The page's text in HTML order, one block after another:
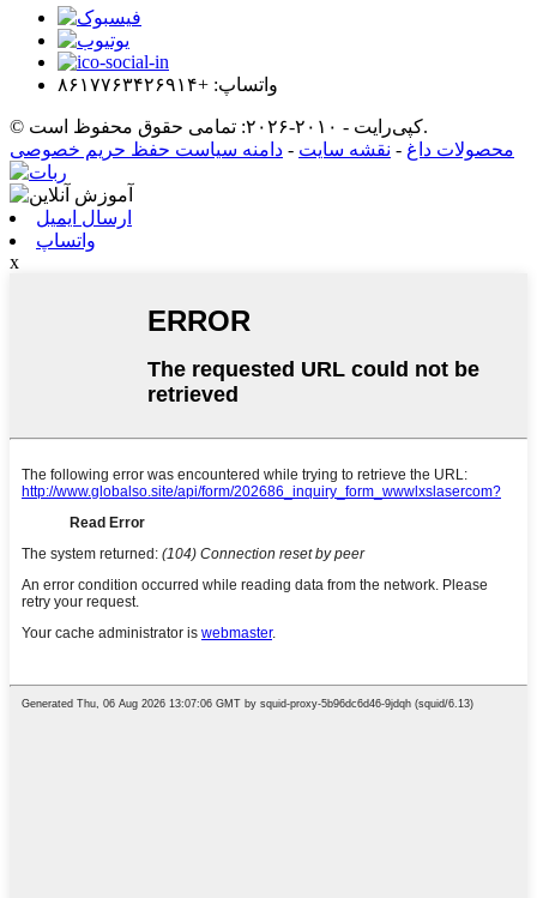
واتساپ: +۸۶۱۷۷۶۳۴۲۶۹۱۴
© کپی‌رایت - ۲۰۱۰-۲۰۲۶: تمامی حقوق محفوظ است.
محصولات داغ - نقشه سایت - دامنه سیاست حفظ حریم خصوصی
ارسال ایمیل
واتساپ
x